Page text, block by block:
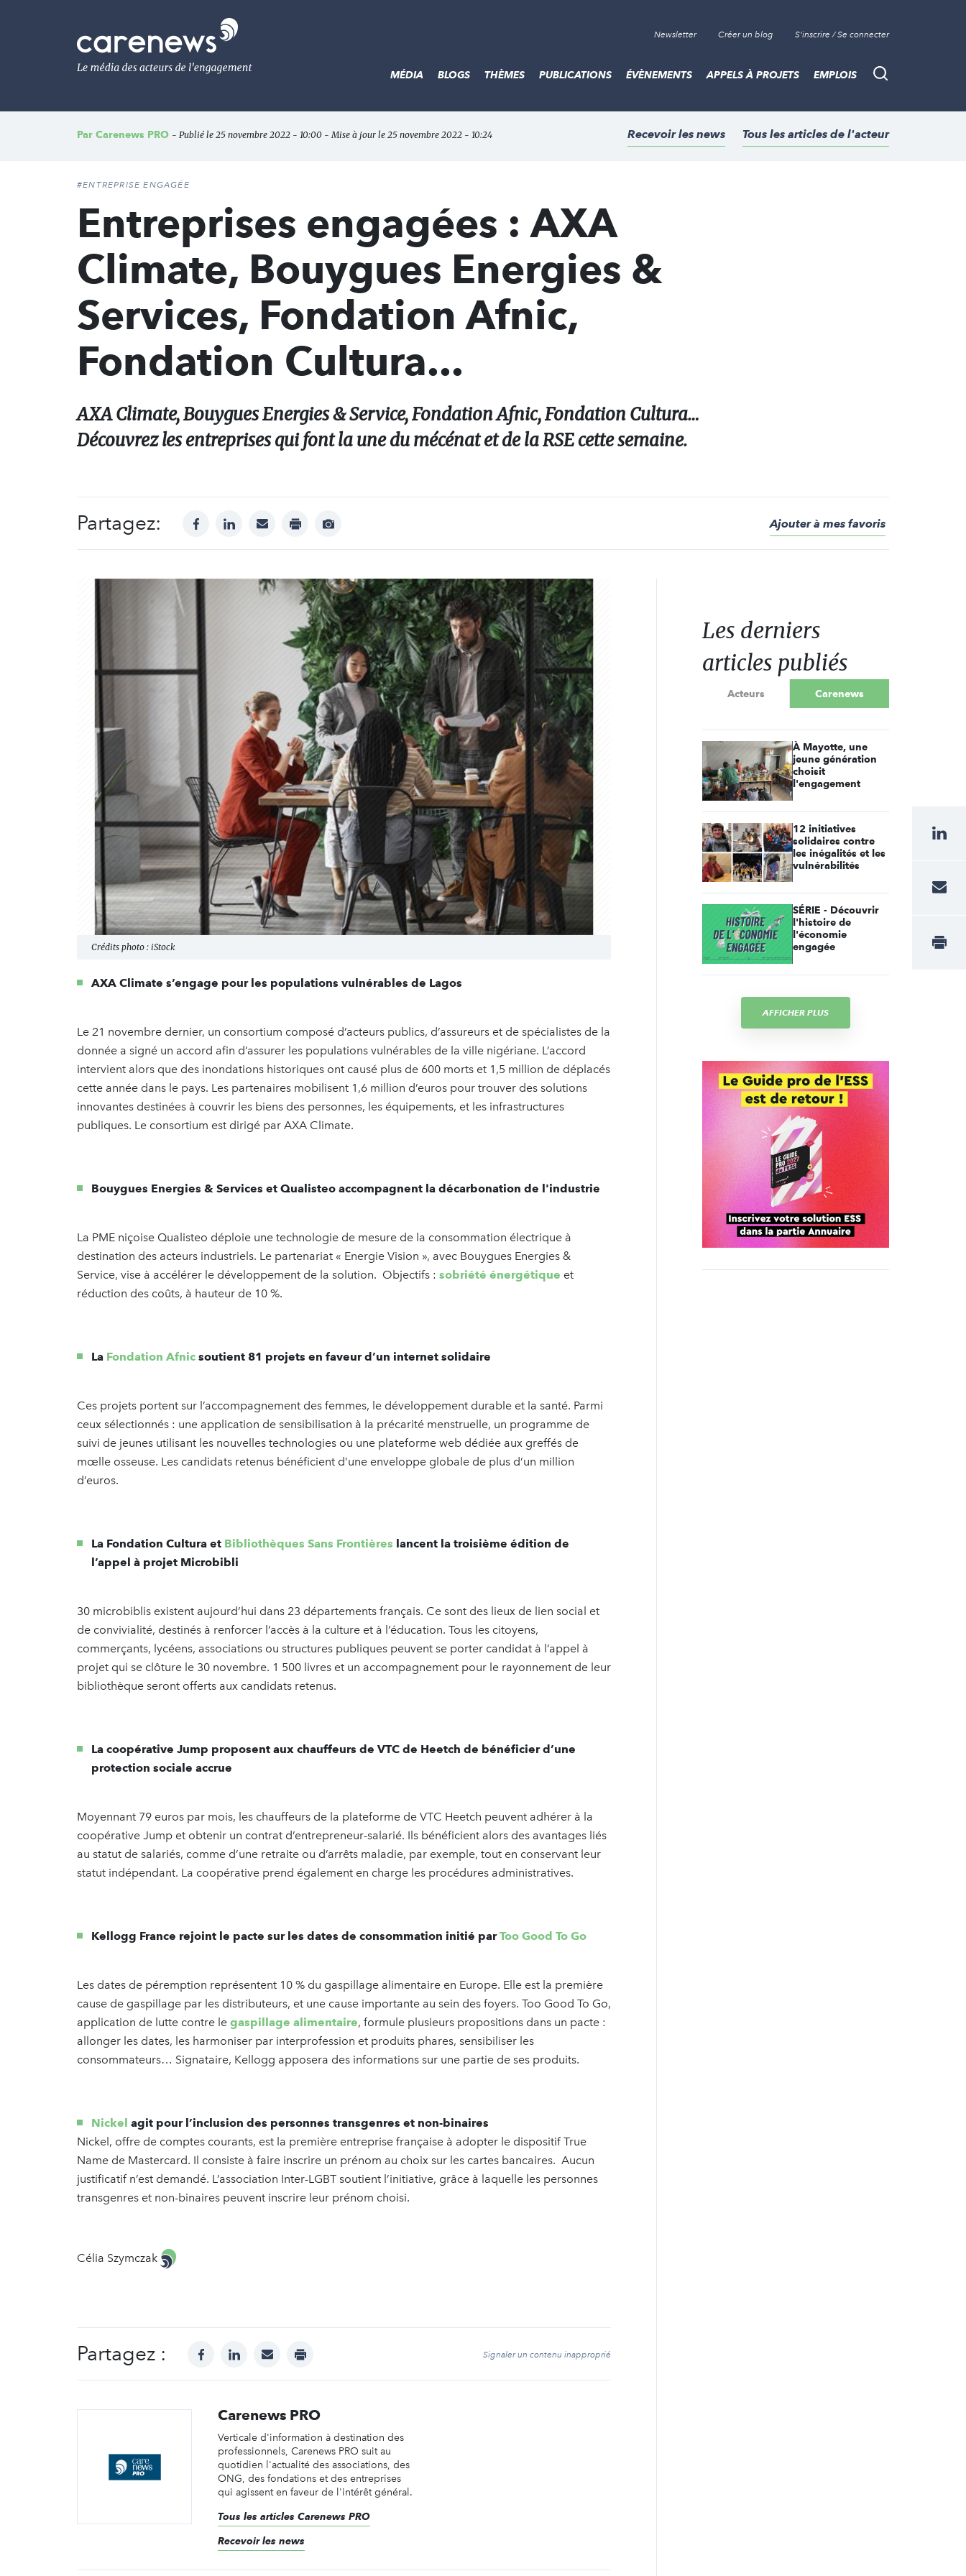
Le
média
de
l'engagement
Newsletter Créer un blog S'inscrire / Se connecter
Recherche
MÉDIA BLOGS THÈMES PUBLICATIONS ÉVÈNEMENTS APPELS À PROJETS EMPLOIS
Par Carenews PRO - Publié le 25 novembre 2022 - 10:00 - Mise à jour le 25 novembre 2022 - 10:24 Recevoir les news Tous les articles de l'acteur
#ENTREPRISE ENGAGÉE
Entreprises engagées : AXA
Climate, Bouygues Energies &
Services, Fondation Afnic,
Fondation Cultura...
AXA Climate, Bouygues Energies & Service, Fondation Afnic, Fondation Cultura…
Découvrez les entreprises qui font la une du mécénat et de la RSE cette semaine.
Partagez: facebooklinkedinmail print
Afficher
Ajouter à mes favoris
Crédits photo : iStock
AXA Climate s’engage pour les populations vulnérables de Lagos
Le 21 novembre dernier, un consortium composé d’acteurs publics, d’assureurs et de spécialistes de la
donnée a signé un accord afin d’assurer les populations vulnérables de la ville nigériane. L’accord
intervient alors que des inondations historiques ont causé plus de 600 morts et 1,5 million de déplacés
cette année dans le pays. Les partenaires mobilisent 1,6 million d’euros pour trouver des solutions
innovantes destinées à couvrir les biens des personnes, les équipements, et les infrastructures
publiques. Le consortium est dirigé par AXA Climate.
Bouygues Energies & Services et Qualisteo accompagnent la décarbonation de l'industrie
La PME niçoise Qualisteo déploie une technologie de mesure de la consommation électrique à
destination des acteurs industriels. Le partenariat « Energie Vision », avec Bouygues Energies &
Service, vise à accélérer le développement de la solution. Objectifs : sobriété énergétique et
réduction des coûts, à hauteur de 10 %.
La Fondation Afnic soutient 81 projets en faveur d’un internet solidaire
Ces projets portent sur l’accompagnement des femmes, le développement durable et la santé. Parmi
ceux sélectionnés : une application de sensibilisation à la précarité menstruelle, un programme de
suivi de jeunes utilisant les nouvelles technologies ou une plateforme web dédiée aux greffés de
mœlle osseuse. Les candidats retenus bénéficient d’une enveloppe globale de plus d’un million
d’euros.
La Fondation Cultura et Bibliothèques Sans Frontières lancent la troisième édition de
l’appel à projet Microbibli
30 microbiblis existent aujourd’hui dans 23 départements français. Ce sont des lieux de lien social et
de convivialité, destinés à renforcer l’accès à la culture et à l’éducation. Tous les citoyens,
commerçants, lycéens, associations ou structures publiques peuvent se porter candidat à l’appel à
projet qui se clôture le 30 novembre. 1 500 livres et un accompagnement pour le rayonnement de leur
bibliothèque seront offerts aux candidats retenus.
La coopérative Jump proposent aux chauffeurs de VTC de Heetch de bénéficier d’une
protection sociale accrue
Moyennant 79 euros par mois, les chauffeurs de la plateforme de VTC Heetch peuvent adhérer à la
coopérative Jump et obtenir un contrat d’entrepreneur-salarié. Ils bénéficient alors des avantages liés
au statut de salariés, comme d’une retraite ou d’arrêts maladie, par exemple, tout en conservant leur
statut indépendant. La coopérative prend également en charge les procédures administratives.
Kellogg France rejoint le pacte sur les dates de consommation initié parToo Good To Go
Les dates de péremption représentent 10 % du gaspillage alimentaire en Europe. Elle est la première
cause de gaspillage par les distributeurs, et une cause importante au sein des foyers. Too Good To Go,
application de lutte contre le gaspillage alimentaire, formule plusieurs propositions dans un pacte :
allonger les dates, les harmoniser par interprofession et produits phares, sensibiliser les
consommateurs… Signataire, Kellogg apposera des informations sur une partie de ses produits.
Nickel agit pour l’inclusion des personnes transgenres et non-binaires
Nickel, offre de comptes courants, est la première entreprise française à adopter le dispositif True
Name de Mastercard. Il consiste à faire inscrire un prénom au choix sur les cartes bancaires. Aucun
justificatif n’est demandé. L’association Inter-LGBT soutient l’initiative, grâce à laquelle les personnes
transgenres et non-binaires peuvent inscrire leur prénom choisi.
Célia Szymczak
Partagez : facebooklinkedinmail print Signaler un contenu inapproprié
Carenews PRO
Verticale d'information à destination des
professionnels, Carenews PRO suit au
quotidien l'actualité des associations, des
ONG, des fondations et des entreprises
qui agissent en faveur de l'intérêt général.
Tous les articles Carenews PRO
Recevoir les news
Les derniers
articles publiés
Acteurs Carenews
À Mayotte, une
jeune génération
choisit
l'engagement
12 initiatives
solidaires contre
les inégalités et les
vulnérabilités
SÉRIE - Découvrir
l'histoire de
l'économie
engagée
AFFICHER PLUS